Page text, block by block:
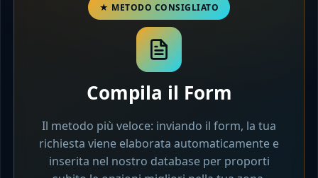
Compila il Form
Il metodo più veloce: inviando il form, la tua
richiesta viene elaborata automaticamente e
inserita nel nostro database per proporti